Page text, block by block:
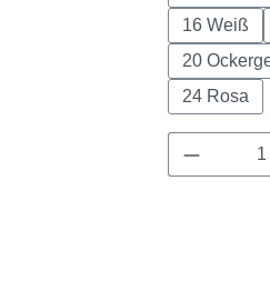
16 Weiß
20
24 Rosa